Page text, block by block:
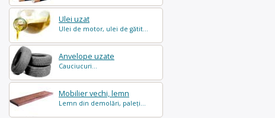
Ulei uzat
Ulei de motor, ulei de gătit...
Anvelope uzate
Cauciucuri...
Mobilier vechi, lemn
Lemn din demolări, paleți...